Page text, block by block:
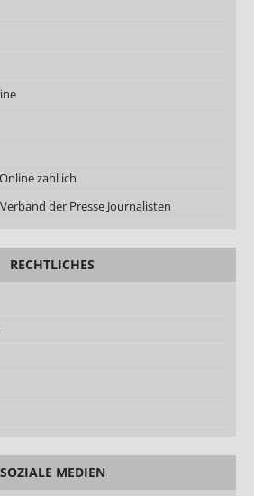
zahl ich
der Presse Journalisten
RECHTLICHES
SOZIALE MEDIEN